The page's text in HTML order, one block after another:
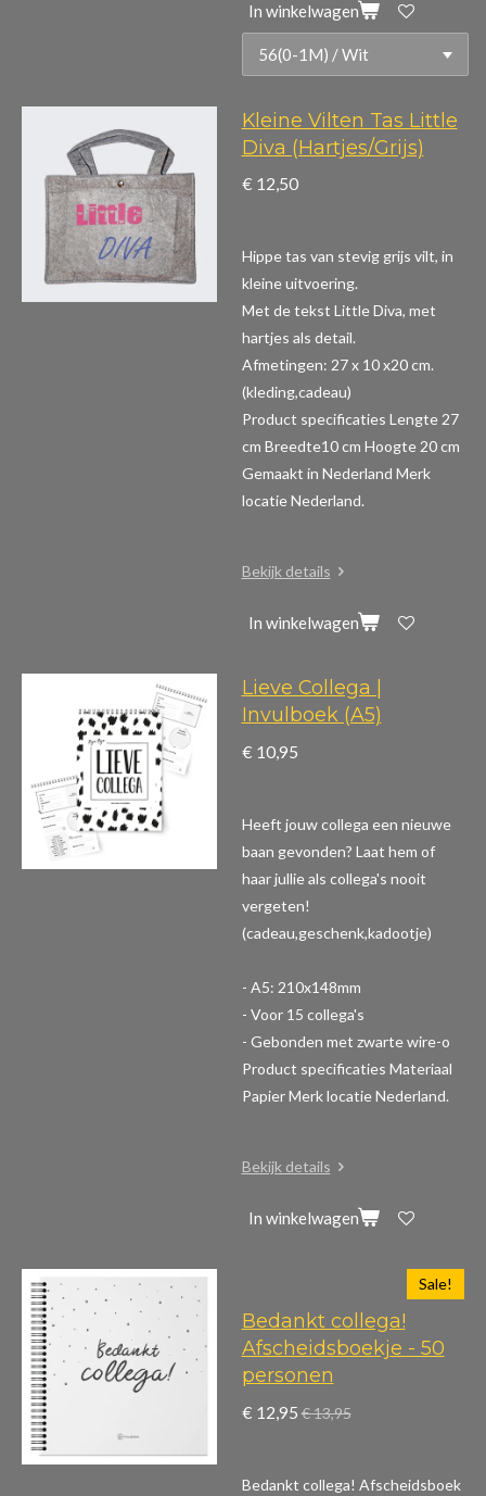
In winkelwagen
Kleine Vilten Tas Little
Diva (Hartjes/Grijs)
€ 12,50
Hippe tas van stevig grijs vilt, in
kleine uitvoering.
Met de tekst Little Diva, met
hartjes als detail.
Afmetingen: 27 x 10 x20 cm.
(kleding,cadeau)
Product specificaties Lengte 27
cm Breedte10 cm Hoogte 20 cm
Gemaakt in Nederland Merk
locatie Nederland.
Bekijk details
In winkelwagen
Lieve Collega |
Invulboek (A5)
€ 10,95
Heeft jouw collega een nieuwe
baan gevonden? Laat hem of
haar jullie als collega's nooit
vergeten!
(cadeau,geschenk,kadootje)
- A5: 210x148mm
- Voor 15 collega's
- Gebonden met zwarte wire-o
Product specificaties Materiaal
Papier Merk locatie Nederland.
Bekijk details
In winkelwagen
Sale!
Bedankt collega!
Afscheidsboekje - 50
personen
€ 12,95 € 13,95
Bedankt collega! Afscheidsboek